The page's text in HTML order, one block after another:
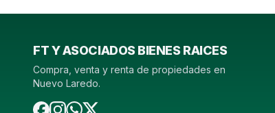
FT Y ASOCIADOS BIENES RAICES
Compra, venta y renta de propiedades en
Nuevo Laredo.